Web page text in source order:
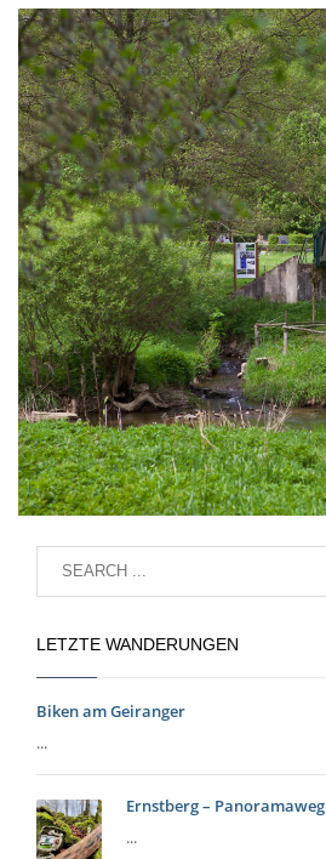
LETZTE WANDERUNGEN
Biken am Geiranger
...
Ernstberg – Panoramaweg
...